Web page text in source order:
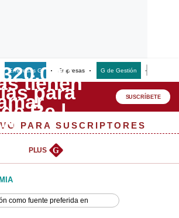
Empresas G Empresas G de Gestión
SUSCRÍBETE
PARA SUSCRIPTORES
PLUS G
como fuente preferida en